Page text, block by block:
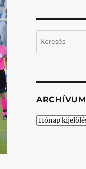
ARCHÍVUM
Archívum